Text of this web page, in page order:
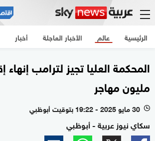
الرئيسية الأخبار العاجلة أخبار عالم
المحكمة العليا تجيز لترامب
مليون مهاجر
l 30 مايو 2025 - 19:22 بتوقيت أبوظبي
سكاي نيوز عربية - أبوظبي